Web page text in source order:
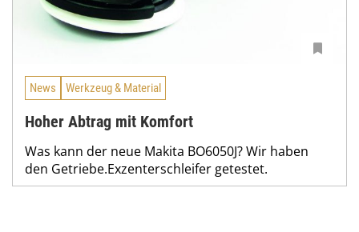
News Werkzeug & Material
Hoher Abtrag mit Komfort
Was kann der neue Makita BO6050J? Wir haben
den Getriebe.Exzenterschleifer getestet.